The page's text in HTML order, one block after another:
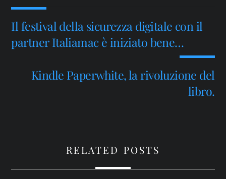
Il festival della sicurezza digitale con il
partner Italiamac è iniziato bene…
Kindle Paperwhite, la rivoluzione del
libro.
RELATED POSTS